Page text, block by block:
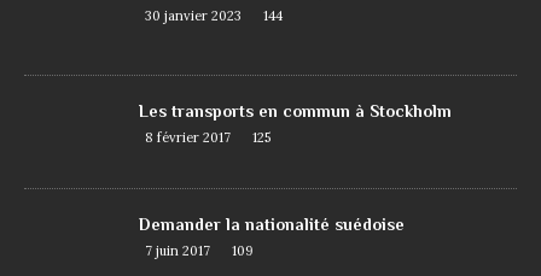
30 janvier 2023 144
Les transports en commun à Stockholm
8 février 2017 125
Demander la nationalité suédoise
7 juin 2017 109